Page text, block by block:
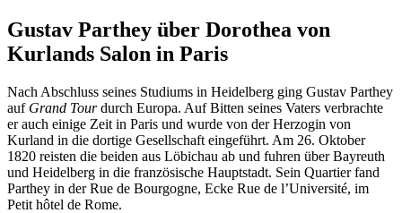
Gustav Parthey über Dorothea von
Kurlands Salon in Paris
Nach Abschluss seines Studiums in Heidelberg ging Gustav Parthey
auf Grand Tourdurch Europa. Auf Bitten seines Vaters verbrachte
er auch einige Zeit in Paris und wurde von der Herzogin von
Kurland in die dortige Gesellschaft eingeführt. Am 26. Oktober
1820 reisten die beiden aus Löbichau ab und fuhren über Bayreuth
und Heidelberg in die französische Hauptstadt. Sein Quartier fand
Parthey in der Rue de Bourgogne, Ecke Rue de l’Université, im
Petit hôtel de Rome.